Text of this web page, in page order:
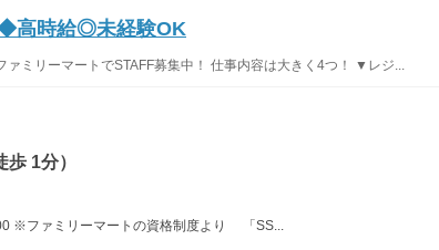
高時給◎未経験OK
ミリーマートでSTAFF募集中！ 仕事内容は大きく4つ！ ▼レジ...
1分）
※ファミリーマートの資格制度より 「SS...